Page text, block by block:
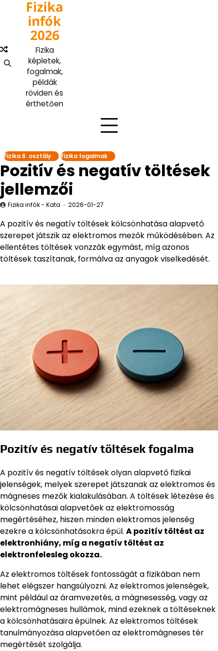
content
Fizika
infók
2026
Fizika
képletek,
fogalmak,
példák
röviden és
érthetően
Fizika 8. osztály Fizika fogalmak
Pozitív és negatív töltések
jellemzői
Fizika infók - Kata 2026-01-27
A pozitív és negatív töltések kölcsönhatása alapvető
szerepet játszik az elektromos mezők működésében. Az
ellentétes töltések vonzzák egymást, míg azonos
töltések taszítanak, formálva az anyagok viselkedését.
Pozitív és negatív töltések fogalma
A pozitív és negatív töltések olyan alapvető fizikai
jelenségek, melyek szerepet játszanak az elektromos és
mágneses mezők kialakulásában. A töltések létezése és
kölcsönhatásai alapvetőek az elektromosság
megértéséhez, hiszen minden elektromos jelenség
ezekre a kölcsönhatásokra épül. A pozitív töltést az
elektronhiány, míg a negatív töltést az
elektronfelesleg okozza.
Az elektromos töltések fontosságát a fizikában nem
lehet elégszer hangsúlyozni. Az elektromos jelenségek,
mint például az áramvezetés, a mágnesesség, vagy az
elektromágneses hullámok, mind ezeknek a töltéseknek
a kölcsönhatásaira épülnek. Az elektromos töltések
tanulmányozása alapvetően az elektromágneses tér
megértését szolgálja.